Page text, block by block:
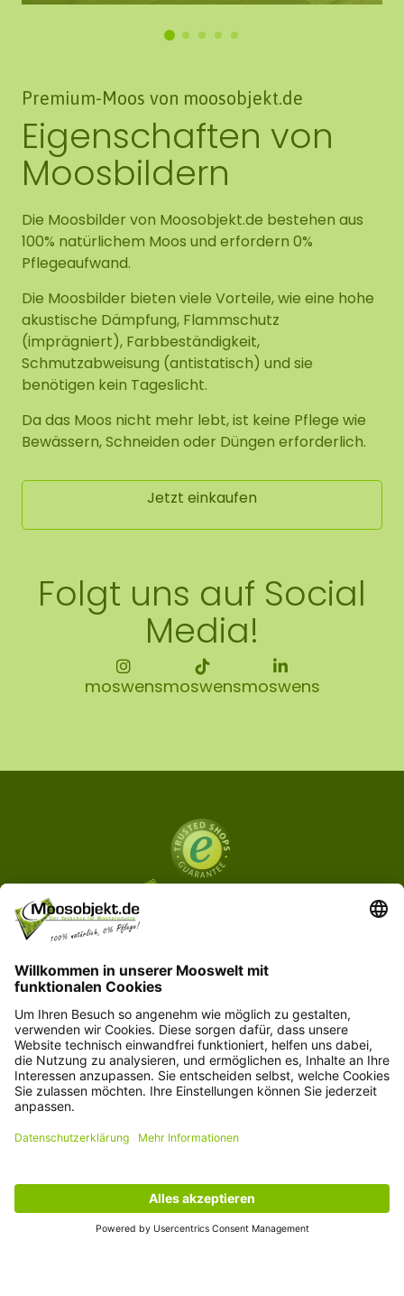
Premium-Moos von moosobjekt.de
Eigenschaften von
Moosbildern
Die Moosbilder von Moosobjekt.de bestehen aus
100% natürlichem Moos und erfordern 0%
Pflegeaufwand.
Die Moosbilder bieten viele Vorteile, wie eine hohe
akustische Dämpfung, Flammschutz
(imprägniert), Farbbeständigkeit,
Schmutzabweisung (antistatisch) und sie
benötigen kein Tageslicht.
Da das Moos nicht mehr lebt, ist keine Pflege wie
Bewässern, Schneiden oder Düngen erforderlich.
Jetzt einkaufen
Folgt uns auf Social
Media!
moswensmoswensmoswens
Kontakt
+49 15203504101
info@moosobjekt.de
Versand in ganz Deutschland und Österreich.
Kundenservice
Informationen